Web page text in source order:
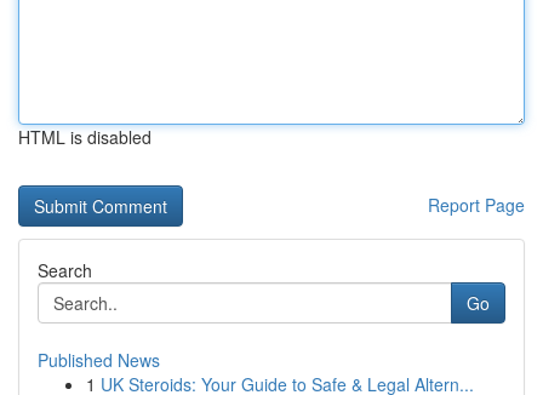
HTML is disabled
Report Page
Search
Go
Published News
1 UK Steroids: Your Guide to Safe & Legal Altern...